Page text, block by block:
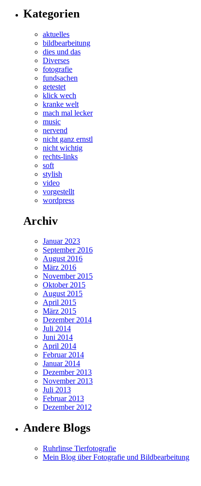
Kategorien
aktuelles
bildbearbeitung
dies und das
Diverses
fotografie
fundsachen
getestet
klick wech
kranke welt
mach mal lecker
music
nervend
nicht ganz ernstl
nicht wichtig
rechts-links
soft
stylish
video
vorgestellt
wordpress
Archiv
Januar 2023
September 2016
August 2016
März 2016
November 2015
Oktober 2015
August 2015
April 2015
März 2015
Dezember 2014
Juli 2014
Juni 2014
April 2014
Februar 2014
Januar 2014
Dezember 2013
November 2013
Juli 2013
Februar 2013
Dezember 2012
Andere Blogs
Ruhrlinse Tierfotografie
Mein Blog über Fotografie und Bildbearbeitung